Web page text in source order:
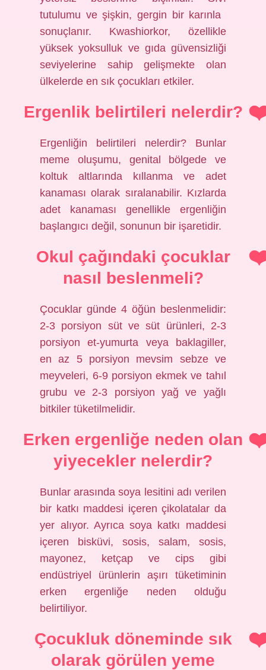
tutulumu ve şişkin, gergin bir karınla ​​
sonuçlanır. Kwashiorkor, özellikle
yüksek yoksulluk ve gıda güvensizliği
seviyelerine sahip gelişmekte olan
ülkelerde en sık çocukları etkiler.
Ergenlik belirtileri nelerdir?
Ergenliğin belirtileri nelerdir? Bunlar
meme oluşumu, genital bölgede ve
koltuk altlarında kıllanma ve adet
kanaması olarak sıralanabilir. Kızlarda
adet kanaması genellikle ergenliğin
başlangıcı değil, sonunun bir işaretidir.
Okul çağındaki çocuklar
nasıl beslenmeli?
Çocuklar günde 4 öğün beslenmelidir:
2-3 porsiyon süt ve süt ürünleri, 2-3
porsiyon et-yumurta veya baklagiller,
en az 5 porsiyon mevsim sebze ve
meyveleri, 6-9 porsiyon ekmek ve tahıl
grubu ve 2-3 porsiyon yağ ve yağlı
bitkiler tüketilmelidir.
Erken ergenliğe neden olan
yiyecekler nelerdir?
Bunlar arasında soya lesitini adı verilen
bir katkı maddesi içeren çikolatalar da
yer alıyor. Ayrıca soya katkı maddesi
içeren bisküvi, sosis, salam, sosis,
mayonez, ketçap ve cips gibi
endüstriyel ürünlerin aşırı tüketiminin
erken ergenliğe neden olduğu
belirtiliyor.
Çocukluk döneminde sık
olarak görülen yeme